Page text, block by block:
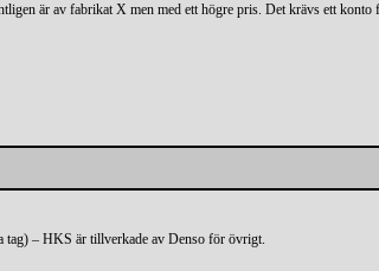
är av fabrikat X men med ett högre pris. Det krävs ett
tag) – HKS är tillverkade av Denso för övrigt.